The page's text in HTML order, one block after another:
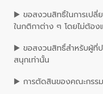
▶️ ขอสงวนสิทธิ์ในการเปลี่
ในกติกาต่าง ๆ โดยไม่ต้อง
▶️ ขอสงวนสิทธิ์สำหรับผู้ที่
สนุกเท่านั้น
▶️ การตัดสินของคณะกรร